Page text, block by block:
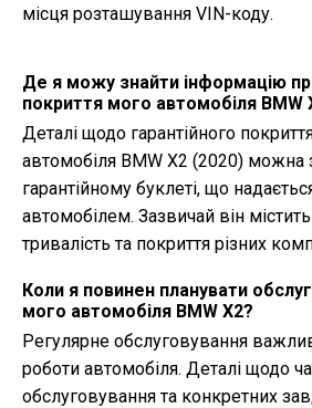
місця розташування VIN-коду.
Де я можу знайти інформацію
покриття мого автомобіля BMW
Деталі щодо гарантійного
автомобіля BMW X2 (2020) можна
гарантійному буклеті, що
автомобілем. Зазвичай він
тривалість та покриття різних
Коли я повинен планувати
мого автомобіля BMW X2?
Регулярне обслуговування
роботи автомобіля. Деталі щодо
обслуговування та конкретних